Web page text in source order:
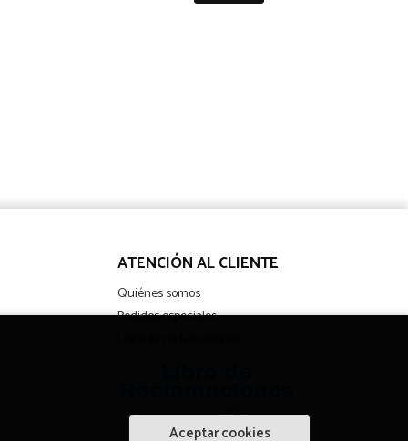
ATENCIÓN AL CLIENTE
Quiénes somos
Pedidos especiales
Aceptar cookies